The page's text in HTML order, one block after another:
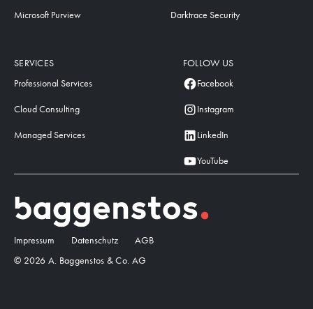
SERVICES
Professional Services
Cloud Consulting
Managed Services
Microsoft Purview Darktrace Security
FOLLOW US
Facebook
Instagram
LinkedIn
YouTube
Impressum Datenschutz
AGB
© 2026 A. Baggenstos & Co. AG